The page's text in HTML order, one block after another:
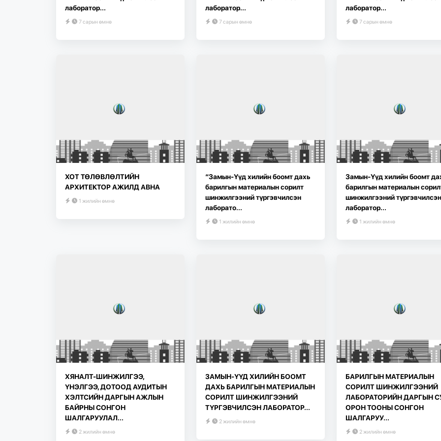
лаборатор...
7 сарын өмнө
лаборатор...
7 сарын өмнө
лаборатор...
7 сарын өмнө
ХОТ ТӨЛӨВЛӨЛТИЙН
АРХИТЕКТОР АЖИЛД АВНА
1 жилийн өмнө
“Замын-Үүд хилийн боомт дахь
барилгын материалын сорилт
шинжилгээний түргэвчилсэн
лаборато...
1 жилийн өмнө
Замын-Үүд хилийн боомт
барилгын материалын
шинжилгээний түргэвчилсэн
лаборатор...
1 жилийн өмнө
ХЯНАЛТ-ШИНЖИЛГЭЭ,
ҮНЭЛГЭЭ, ДОТООД АУДИТЫН
ХЭЛТСИЙН ДАРГЫН АЖЛЫН
БАЙРНЫ СОНГОН
ШАЛГАРУУЛАЛ...
2 жилийн өмнө
ЗАМЫН-ҮҮД ХИЛИЙН БООМТ
ДАХЬ БАРИЛГЫН МАТЕРИАЛЫН
СОРИЛТ ШИНЖИЛГЭЭНИЙ
ТҮРГЭВЧИЛСЭН ЛАБОРАТОР...
2 жилийн өмнө
БАРИЛГЫН МАТЕРИАЛЫН
СОРИЛТ ШИНЖИЛГЭЭНИЙ
ЛАБОРАТОРИЙН ДАРГЫН
ОРОН ТООНЫ СОНГОН
ШАЛГАРУУ...
2 жилийн өмнө